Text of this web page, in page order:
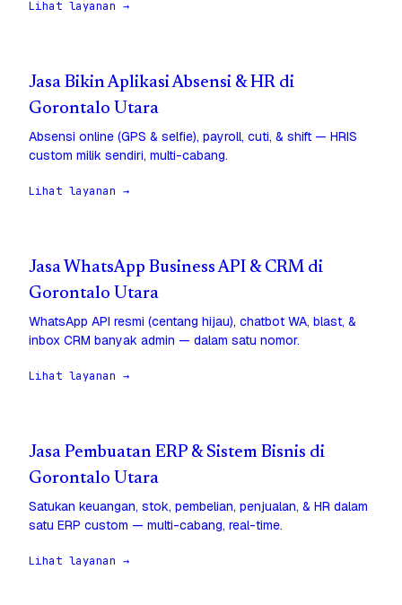
Lihat layanan →
Jasa Bikin Aplikasi Absensi & HR di
Gorontalo Utara
Absensi online (GPS & selfie), payroll, cuti, & shift — HRIS
custom milik sendiri, multi-cabang.
Lihat layanan →
Jasa WhatsApp Business API & CRM di
Gorontalo Utara
WhatsApp API resmi (centang hijau), chatbot WA, blast, &
inbox CRM banyak admin — dalam satu nomor.
Lihat layanan →
Jasa Pembuatan ERP & Sistem Bisnis di
Gorontalo Utara
Satukan keuangan, stok, pembelian, penjualan, & HR dalam
satu ERP custom — multi-cabang, real-time.
Lihat layanan →